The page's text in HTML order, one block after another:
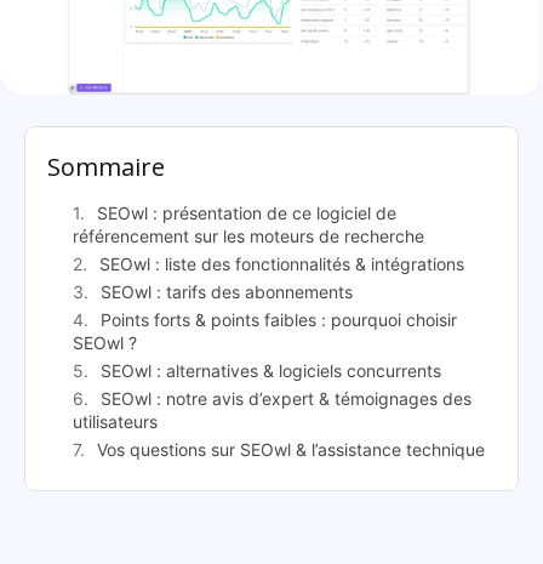
Sommaire
SEOwl : présentation de ce logiciel de
référencement sur les moteurs de recherche
SEOwl : liste des fonctionnalités & intégrations
SEOwl : tarifs des abonnements
Points forts & points faibles : pourquoi choisir
SEOwl ?
SEOwl : alternatives & logiciels concurrents
SEOwl : notre avis d’expert & témoignages des
utilisateurs
Vos questions sur SEOwl & l’assistance technique